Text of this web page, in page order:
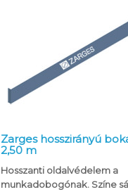
Zarges hosszirányú
2,50 m
Hosszanti oldalvédelem a
munkadobogónak. Színe